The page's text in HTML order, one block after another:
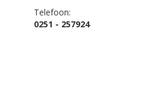
Telefoon:
0251 - 257924